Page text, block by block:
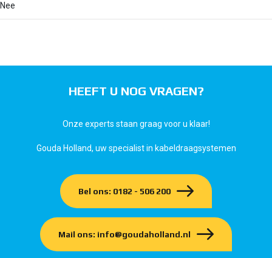
Nee
HEEFT U NOG VRAGEN?
Onze experts staan graag voor u klaar!
Gouda Holland, uw specialist in kabeldraagsystemen
Bel ons: 0182 - 506 200
Mail ons: info@goudaholland.nl